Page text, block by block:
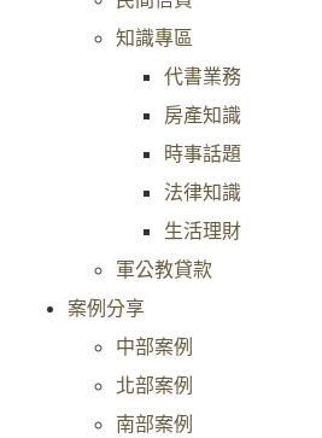
知識專區
代書業務
房產知識
時事話題
法律知識
生活理財
軍公教貸款
案例分享
中部案例
北部案例
南部案例